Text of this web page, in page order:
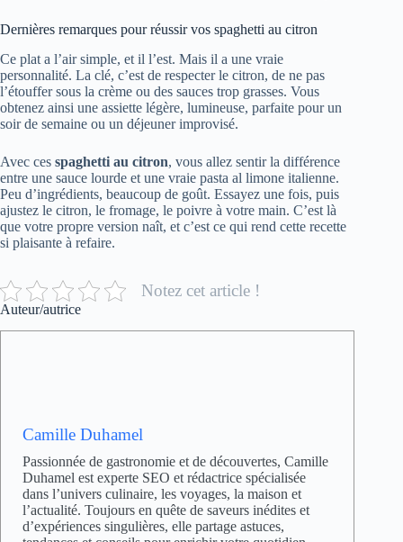
Dernières remarques pour réussir vos spaghetti au citron
Ce plat a l’air simple, et il l’est. Mais il a une vraie
personnalité. La clé, c’est de respecter le citron, de ne pas
l’étouffer sous la crème ou des sauces trop grasses. Vous
obtenez ainsi une assiette légère, lumineuse, parfaite pour un
soir de semaine ou un déjeuner improvisé.
Avec ces spaghetti au citron, vous allez sentir la différence
entre une sauce lourde et une vraie pasta al limone italienne.
Peu d’ingrédients, beaucoup de goût. Essayez une fois, puis
ajustez le citron, le fromage, le poivre à votre main. C’est là
que votre propre version naît, et c’est ce qui rend cette recette
si plaisante à refaire.
Notez cet article !
Auteur/autrice
Camille Duhamel
Passionnée de gastronomie et de découvertes, Camille
Duhamel est experte SEO et rédactrice spécialisée
dans l’univers culinaire, les voyages, la maison et
l’actualité. Toujours en quête de saveurs inédites et
d’expériences singulières, elle partage astuces,